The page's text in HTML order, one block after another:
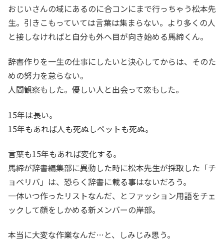
おじいさんの域にあるのに合コンにまで行っちゃう松本先
生。引きこもっていては言葉は集まらない。より多くの人
と接しなければと自分も外へ目が向き始める馬締くん。
辞書作りを一生の仕事にしたいと決心してからは、そのた
めの努力を怠らない。
人間観察もした。優しい人と出会って恋もした。
15年は長い。
15年もあれば人も死ぬしペットも死ぬ。
言葉も15年もあれば変化する。
馬締が辞書編集部に異動した時に松本先生が採取した「チ
ョベリバ」は、恐らく辞書に載る事はないだろう。
一体いつ作ったリストなんだ、とファッション用語をチェ
ックして顔をしかめる新メンバーの岸部。
本当に大変な作業なんだ…と、しみじみ思う。